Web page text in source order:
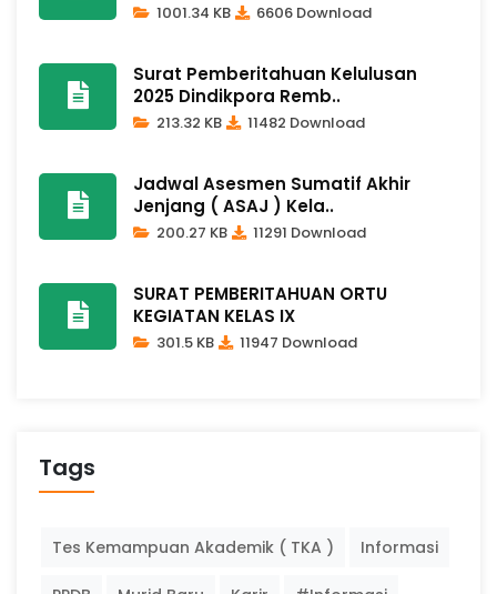
1001.34 KB 6606 Download
Surat Pemberitahuan Kelulusan
2025 Dindikpora Remb..
213.32 KB 11482 Download
Jadwal Asesmen Sumatif Akhir
Jenjang ( ASAJ ) Kela..
200.27 KB 11291 Download
SURAT PEMBERITAHUAN ORTU
KEGIATAN KELAS IX
301.5 KB 11947 Download
Tags
Tes Kemampuan Akademik ( TKA ) Informasi